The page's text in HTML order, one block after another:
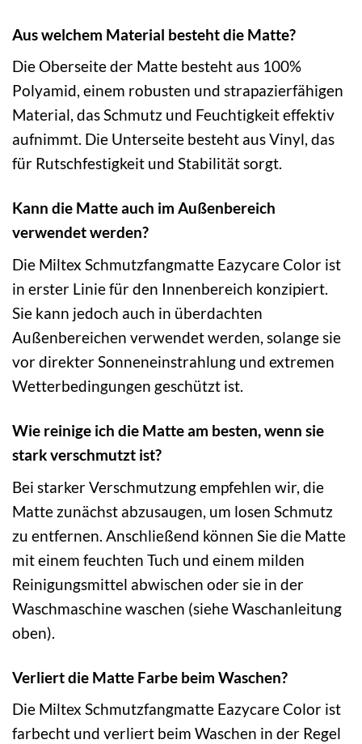
Aus welchem Material besteht die Matte?
Die Oberseite der Matte besteht aus 100%
Polyamid, einem robusten und strapazierfähigen
Material, das Schmutz und Feuchtigkeit effektiv
aufnimmt. Die Unterseite besteht aus Vinyl, das
für Rutschfestigkeit und Stabilität sorgt.
Kann die Matte auch im Außenbereich
verwendet werden?
Die Miltex Schmutzfangmatte Eazycare Color ist
in erster Linie für den Innenbereich konzipiert.
Sie kann jedoch auch in überdachten
Außenbereichen verwendet werden, solange sie
vor direkter Sonneneinstrahlung und extremen
Wetterbedingungen geschützt ist.
Wie reinige ich die Matte am besten, wenn sie
stark verschmutzt ist?
Bei starker Verschmutzung empfehlen wir, die
Matte zunächst abzusaugen, um losen Schmutz
zu entfernen. Anschließend können Sie die Matte
mit einem feuchten Tuch und einem milden
Reinigungsmittel abwischen oder sie in der
Waschmaschine waschen (siehe Waschanleitung
oben).
Verliert die Matte Farbe beim Waschen?
Die Miltex Schmutzfangmatte Eazycare Color ist
farbecht und verliert beim Waschen in der Regel